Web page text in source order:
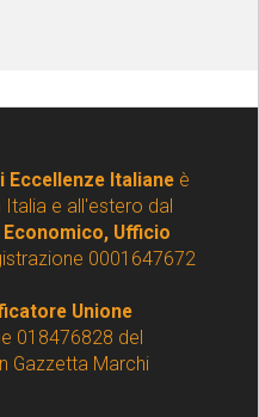
Italianeè
e all'estero dal
Ufficio
0001647672
Unione
018476828 del
Gazzetta Marchi